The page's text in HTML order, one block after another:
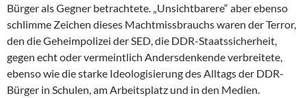
Bürger als Gegner betrachtete. „Unsichtbarere“ aber ebenso
schlimme Zeichen dieses Machtmissbrauchs waren der Terror,
den die Geheimpolizei der SED, die DDR-Staatssicherheit,
gegen echt oder vermeintlich Andersdenkende verbreitete,
ebenso wie die starke Ideologisierung des Alltags der DDR-
Bürger in Schulen, am Arbeitsplatz und in den Medien.